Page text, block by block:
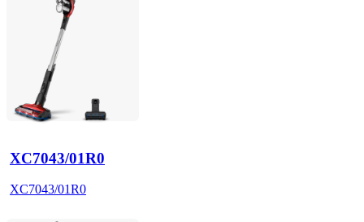
XC7043/01R0
XC7043/01R0